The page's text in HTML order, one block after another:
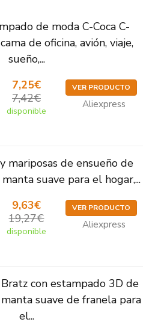
de moda C-Coca C-
de oficina, avión, viaje,
sueño,...
7,25€
7,42€
disponible
VER PRODUCTO
Aliexpress
mariposas de ensueño de
suave para el hogar,...
9,63€
19,27€
disponible
VER PRODUCTO
Aliexpress
con estampado 3D de
suave de franela para
el...